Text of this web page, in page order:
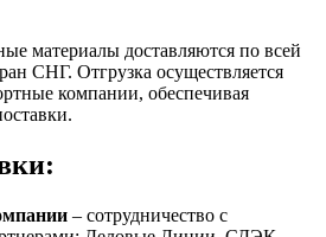
материалы доставляются по всей
СНГ. Отгрузка осуществляется
компании, обеспечивая
– сотрудничество с